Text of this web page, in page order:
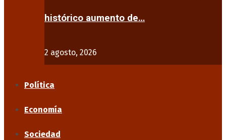
histórico aumento de…
2 agosto, 2026
Política
Economía
Sociedad